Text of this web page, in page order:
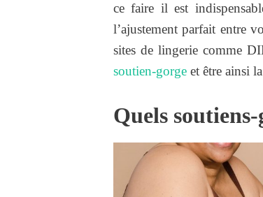
ce faire il est
l’ajustement parfait entre
sites de lingerie comme
soutien-gorge et être ainsi
Quels